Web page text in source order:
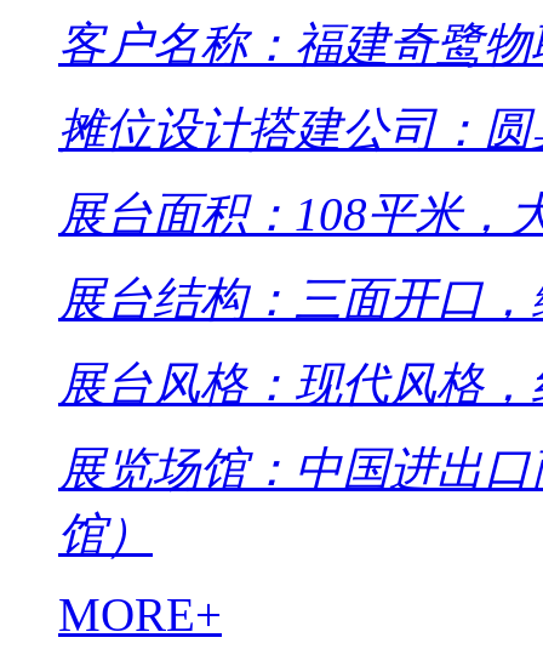
客户名称：福建奇鹭
摊位设计搭建公司：
展台面积：108平米，
展台结构：三面开口
展台风格：现代风格
展览场馆：中国进出
馆）
MORE+